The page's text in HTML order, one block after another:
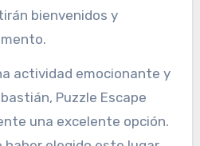
bienvenidos y
actividad emocionante y
Puzzle Escape
una excelente opción.